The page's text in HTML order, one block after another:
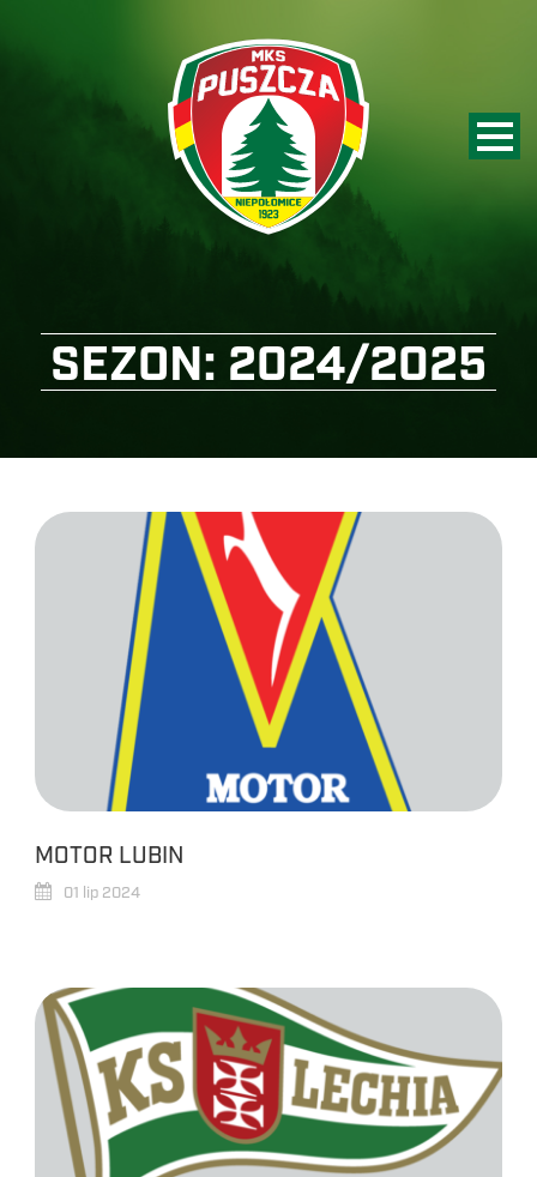
SEZON: 2024/2025
MOTOR LUBIN
01 lip 2024